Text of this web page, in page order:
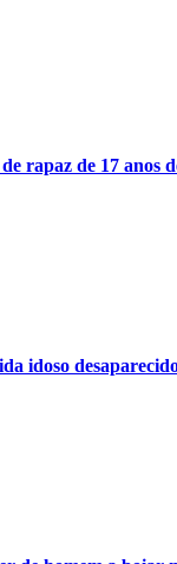
rapaz de 17 anos
idoso